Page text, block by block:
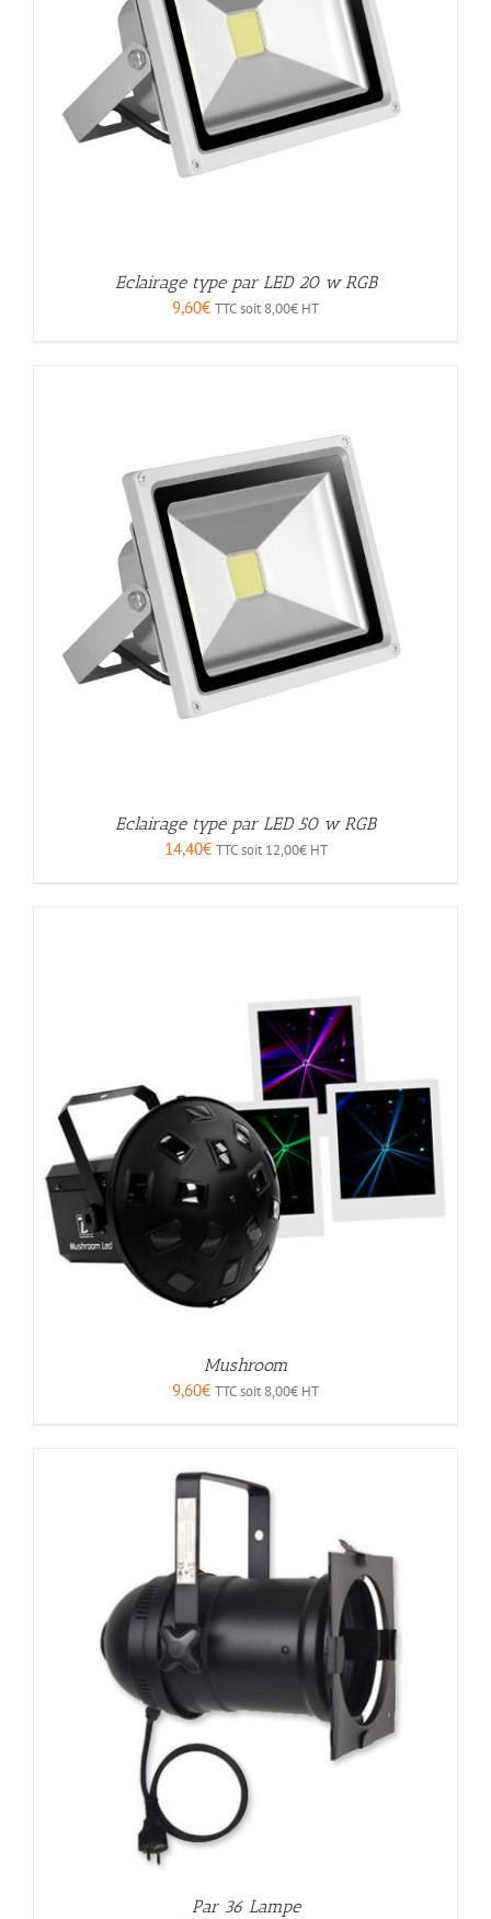
Eclairage type par LED 20 w RGB
9,60€ TTC soit 8,00€ HT
Eclairage type par LED 50 w RGB
14,40€ TTC soit 12,00€HT
Mushroom
9,60€ TTC soit 8,00€ HT
Par 36 Lampe